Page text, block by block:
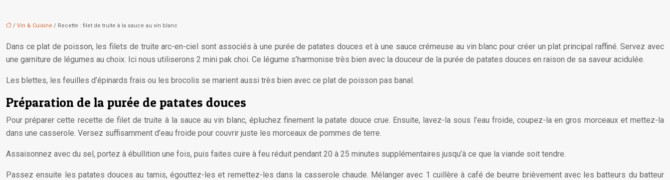
/ Vin & Cuisine / Recette : filet de truite à la sauce au vin blanc
Dans ce plat de poisson, les filets de truite arc-en-ciel sont associés à une purée de patates douces et à une sauce crémeuse au vin blanc pour créer un plat principal raffiné. Servez avec
une garniture de légumes au choix. Ici nous utiliserons 2 mini pak choi. Ce légume s’harmonise très bien avec la douceur de la purée de patates douces en raison de sa saveur acidulée.
Les blettes, les feuilles d’épinards frais ou les brocolis se marient aussi très bien avec ce plat de poisson pas banal.
Préparation de la purée de patates douces
Pour préparer cette recette de filet de truite à la sauce au vin blanc, épluchez finement la patate douce crue. Ensuite, lavez-la sous l’eau froide, coupez-la en gros morceaux et mettez-la
dans une casserole. Versez suffisamment d’eau froide pour couvrir juste les morceaux de pommes de terre.
Assaisonnez avec du sel, portez à ébullition une fois, puis faites cuire à feu réduit pendant 20 à 25 minutes supplémentaires jusqu’à ce que la viande soit tendre.
Passez ensuite les patates douces au tamis, égouttez-les et remettez-les dans la casserole chaude. Mélanger avec 1 cuillère à café de beurre brièvement avec les batteurs du batteur